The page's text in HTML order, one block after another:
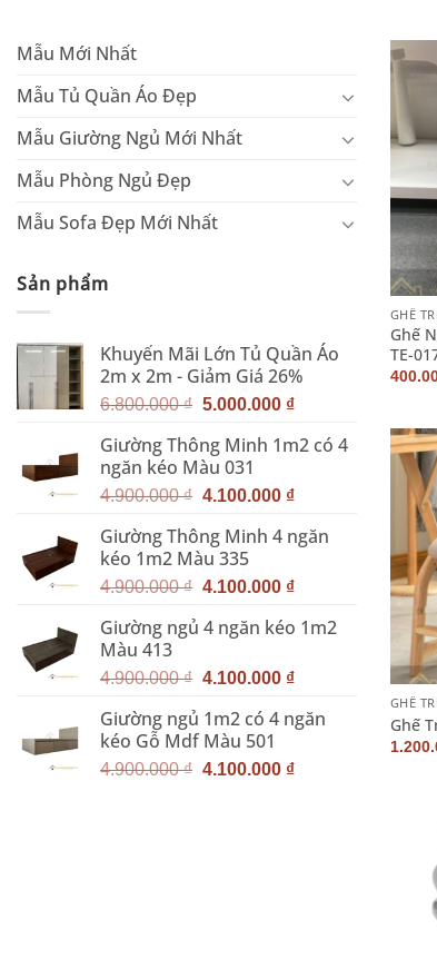
Mẫu Mới Nhất
Mẫu Tủ Quần Áo Đẹp
Mẫu Giường Ngủ Mới Nhất
Mẫu Phòng Ngủ Đẹp
Mẫu Sofa Đẹp Mới Nhất
Sản phẩm
Khuyến Mãi Lớn Tủ Quần Áo
2m x 2m - Giảm Giá 26%
6.800.000₫ Giá
là:
6.800.000 ₫.
5.000.000 ₫Giá
tại
5.000.000 ₫.
Giường Thông Minh 1m2 có 4
ngăn kéo Màu 031
4.900.000₫ Giá
là:
4.900.000 ₫.
4.100.000 ₫Giá
tại
4.100.000 ₫.
Giường Thông Minh 4 ngăn
kéo 1m2 Màu 335
4.900.000₫ Giá
là:
4.100.000 ₫Giá
tại
4.100.000 ₫.
Giường ngủ 4 ngăn kéo 1m2
Màu 413
4.900.000₫ Giá
là:
4.900.000 ₫.
4.100.000 ₫Giá
tại
4.100.000 ₫.
Giường ngủ 1m2 có 4 ngăn
kéo Gỗ Mdf Màu 501
4.900.000₫ Giá
4.100.000 ₫Giá
GHẾ
Ghế
TE-
+
GHẾ
Ghế